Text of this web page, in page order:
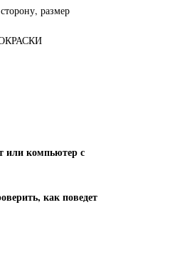
размер
или компьютер с
как поведет